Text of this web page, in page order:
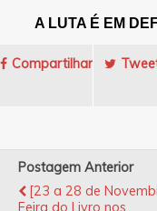
A LUTA É EM
Compartilhar
Postagem Anterior
[23 a 28 de
Feira do Livro nos